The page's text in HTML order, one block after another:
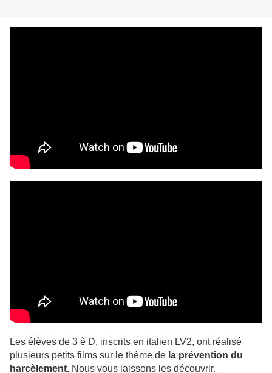
Les élèves de 3 è D, inscrits en italien LV2, ont réalisé
plusieurs petits films sur le thème de la prévention du
harcèlement. Nous vous laissons les découvrir.